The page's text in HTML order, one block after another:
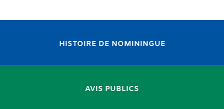
HISTOIRE DE NOMININGUE
AVIS PUBLICS